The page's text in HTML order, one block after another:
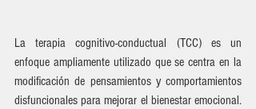
La terapia cognitivo-conductual (TCC) es un
enfoque ampliamente utilizado que se centra en la
modificación de pensamientos y comportamientos
disfuncionales para mejorar el bienestar emocional.